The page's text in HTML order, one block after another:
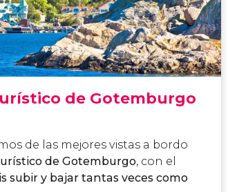
de Gotemburgo
de las mejores vistas a bordo
de Gotemburgo, con el
subir y bajar tantas veces como